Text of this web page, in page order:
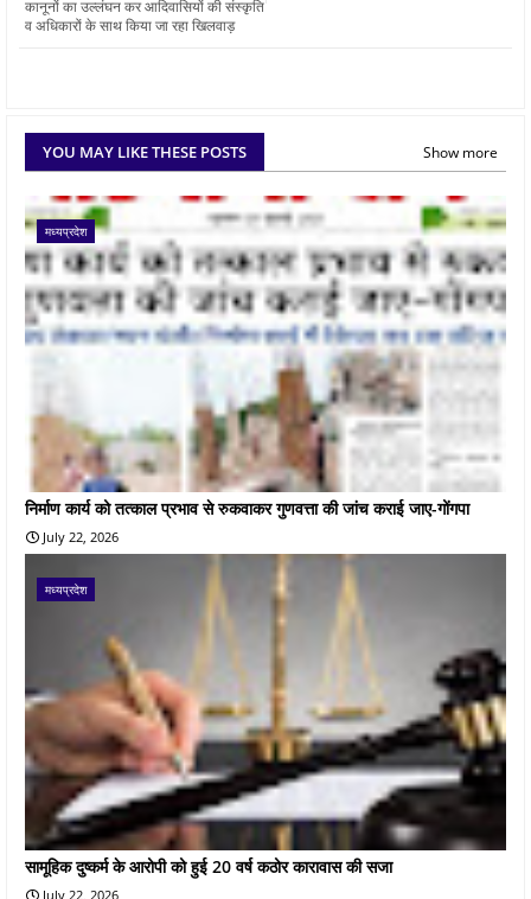
कानूनों का उल्लंघन कर आदिवासियों की संस्कृति
व अधिकारों के साथ किया जा रहा खिलवाड़
YOU MAY LIKE THESE POSTS Show more
मध्यप्रदेश
निर्माण कार्य को तत्काल प्रभाव से रुकवाकर गुणवत्ता की जांच कराई जाए-गोंगपा
July 22, 2026
मध्यप्रदेश
सामूहिक दुष्कर्म के आरोपी को हुई 20 वर्ष कठोर कारावास की सजा
July 22, 2026